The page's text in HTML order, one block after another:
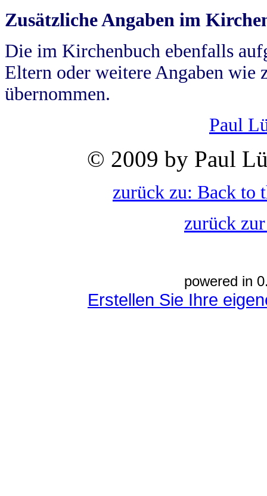
Zusätzliche Angaben im
Die im Kirchenbuch ebenfalls
Eltern oder weitere Angaben wie
übernommen.
Paul
© 2009 by Paul
zurück zu: Back to
zurück
powered in
Erstellen Sie Ihre